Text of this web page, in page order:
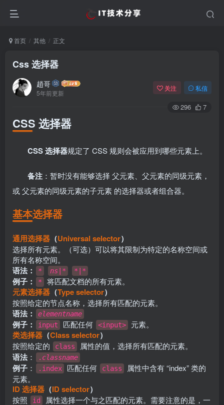
首页 其他 正文
Css 选择器
趙哥
5年前更新
关注 私信
296 7
CSS 选择器
CSS 选择器规定了 CSS 规则会被应用到哪些元素上。
备注 ：暂时没有能够选择 父元素、父元素的同级元素，
或 父元素的同级元素的子元素 的选择器或者组合器。
基本选择器
通用选择器 （Universal selector）
选择所有元素。（可选）可以将其限制为特定的名称空间或
所有名称空间。
语法： * ns |* *|*
例子： * 将匹配文档的所有元素。
元素选择器 （Type selector）
按照给定的节点名称，选择所有匹配的元素。
语法： elementname
例子： input 匹配任何 <input> 元素。
类选择器 （Class selector）
按照给定的 class 属性的值，选择所有匹配的元素。
语法： . classname
例子 ： .index 匹配任何 class
属性中含有 “index” 类的
元素。
ID 选择器 （ID selector）
按照 id
属性选择一个与之匹配的元素。需要注意的是，一